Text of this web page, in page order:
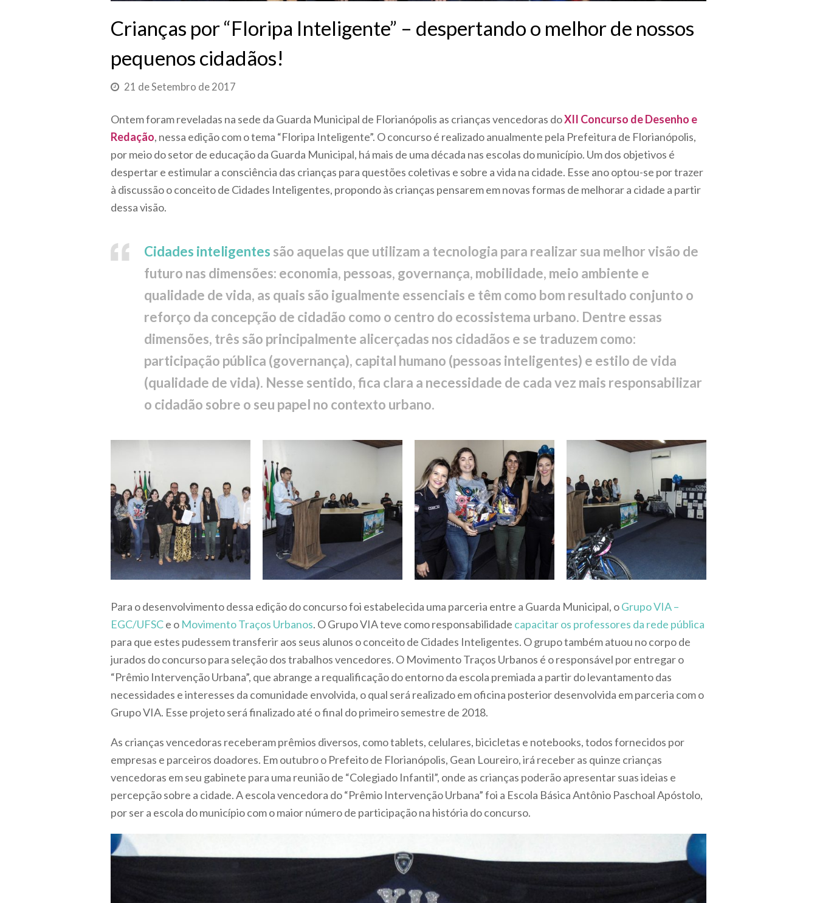
Crianças por “Floripa Inteligente” – despertando o melhor de nossos
pequenos cidadãos!
21 de Setembro de 2017
Ontem foram reveladas na sede da Guarda Municipal de Florianópolis as crianças vencedoras doXII Concurso de Desenho e
Redação, nessa edição com o tema “Floripa Inteligente”. O concurso é realizado anualmente pela Prefeitura de Florianópolis,
por meio do setor de educação da Guarda Municipal, há mais de uma década nas escolas do município. Um dos objetivos é
despertar e estimular a consciência das crianças para questões coletivas e sobre a vida na cidade. Esse ano optou-se por trazer
à discussão o conceito de Cidades Inteligentes, propondo às crianças pensarem em novas formas de melhorar a cidade a partir
dessa visão.
Cidades inteligentes são aquelas que utilizam a tecnologia para realizar sua melhor visão de
futuro nas dimensões: economia, pessoas, governança, mobilidade, meio ambiente e
qualidade de vida, as quais são igualmente essenciais e têm como bom resultado conjunto o
reforço da concepção de cidadão como o centro do ecossistema urbano. Dentre essas
dimensões, três são principalmente alicerçadas nos cidadãos e se traduzem como:
participação pública (governança), capital humano (pessoas inteligentes) e estilo de vida
(qualidade de vida). Nesse sentido, fica clara a necessidade de cada vez mais responsabilizar
o cidadão sobre o seu papel no contexto urbano.
Para o desenvolvimento dessa edição do concurso foi estabelecida uma parceria entre a Guarda Municipal, oGrupo VIA –
EGC/UFSCe o Movimento Traços Urbanos. O Grupo VIA teve como responsabilidade capacitar os professores da rede pública
para que estes pudessem transferir aos seus alunos o conceito de Cidades Inteligentes. O grupo também atuou no corpo de
jurados do concurso para seleção dos trabalhos vencedores. O Movimento Traços Urbanos é o responsável por entregar o
“Prêmio Intervenção Urbana”, que abrange a requalificação do entorno da escola premiada a partir do levantamento das
necessidades e interesses da comunidade envolvida, o qual será realizado em oficina posterior desenvolvida em parceria com o
Grupo VIA. Esse projeto será finalizado até o final do primeiro semestre de 2018.
As crianças vencedoras receberam prêmios diversos, como tablets, celulares, bicicletas e notebooks, todos fornecidos por
empresas e parceiros doadores. Em outubro o Prefeito de Florianópolis, Gean Loureiro, irá receber as quinze crianças
vencedoras em seu gabinete para uma reunião de “Colegiado Infantil”, onde as crianças poderão apresentar suas ideias e
percepção sobre a cidade. A escola vencedora do “Prêmio Intervenção Urbana” foi a Escola Básica Antônio Paschoal Apóstolo,
por ser a escola do município com o maior número de participação na história do concurso.